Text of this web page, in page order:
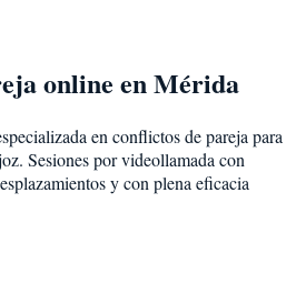
online enMérida
en conflictos de pareja para
. Sesiones por videollamada con
y con plena eficacia